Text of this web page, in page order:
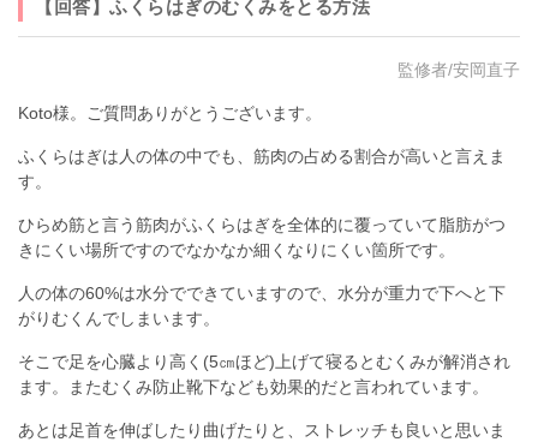
【回答】ふくらはぎのむくみをとる方法
監修者/安岡直子
Koto様。ご質問ありがとうございます。
ふくらはぎは人の体の中でも、筋肉の占める割合が高いと言えま
す。
ひらめ筋と言う筋肉がふくらはぎを全体的に覆っていて脂肪がつ
きにくい場所ですのでなかなか細くなりにくい箇所です。
人の体の60%は水分でできていますので、水分が重力で下へと下
がりむくんでしまいます。
そこで足を心臓より高く(5㎝ほど)上げて寝るとむくみが解消され
ます。またむくみ防止靴下なども効果的だと言われています。
あとは足首を伸ばしたり曲げたりと、ストレッチも良いと思いま